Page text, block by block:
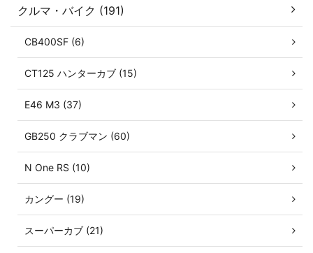
クルマ・バイク (191)
CB400SF (6)
CT125 ハンターカブ (15)
E46 M3 (37)
GB250 クラブマン (60)
N One RS (10)
カングー (19)
スーパーカブ (21)